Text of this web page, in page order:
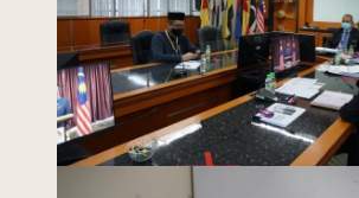
browser versi terkini
skrin beresolusi 1280 x 1024